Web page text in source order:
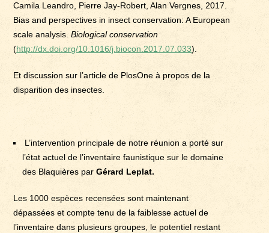
Camila Leandro, Pierre Jay-Robert, Alan Vergnes, 2017.
Bias and perspectives in insect conservation: A European
scale analysis.Biological conservation
(http://dx.doi.org/10.1016/j.biocon.2017.07.033).
Et discussion sur l’article de PlosOne à propos de la
disparition des insectes.
L’intervention principale de notre réunion a porté sur
l’état actuel de l’inventaire faunistique sur le domaine
des Blaquières parGérard Leplat.
Les 1000 espèces recensées sont maintenant
dépassées et compte tenu de la faiblesse actuel de
l’inventaire dans plusieurs groupes, le potentiel restant